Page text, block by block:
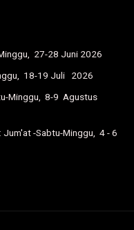
27-28 Juni 2026
18-19 Juli 2026
Minggu, 8-9 Agustus
-Sabtu-Minggu, 4 - 6